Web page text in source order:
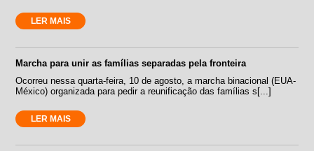
LER MAIS
Marcha para unir as famílias separadas pela fronteira
Ocorreu nessa quarta-feira, 10 de agosto, a marcha binacional (EUA-
México) organizada para pedir a reunificação das famílias s[...]
LER MAIS